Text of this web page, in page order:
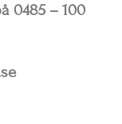
0485 – 100